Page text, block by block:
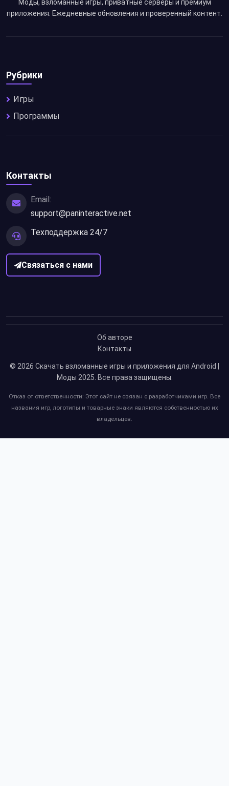
Моды, взломанные игры, приватные серверы и премиум
приложения. Ежедневные обновления и проверенный контент.
Рубрики
Игры
Программы
Контакты
Email:
support@paninteractive.net
Техподдержка 24/7
Связаться с нами
Об авторе
Контакты
© 2026 Скачать взломанные игры и приложения для Android |
Моды 2025. Все права защищены.
Отказ от ответственности: Этот сайт не связан с разработчиками игр. Все
названия игр, логотипы и товарные знаки являются собственностью их
владельцев.